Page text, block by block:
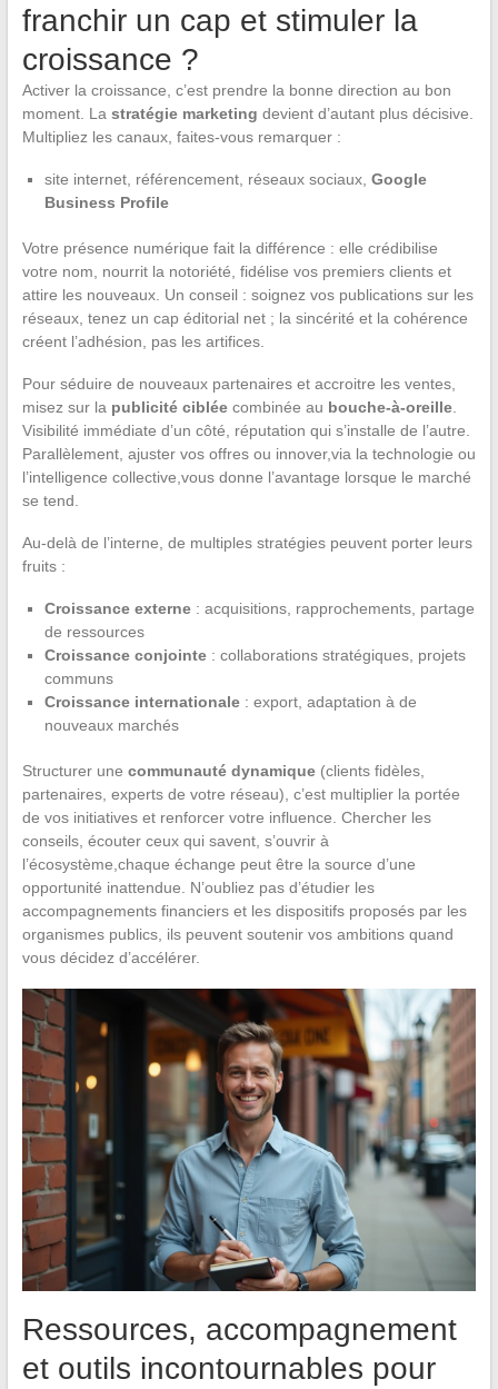
franchir un cap et stimuler la
croissance ?
Activer la croissance, c’est prendre la bonne direction au bon
moment. La stratégie marketing devient d’autant plus décisive.
Multipliez les canaux, faites-vous remarquer :
site internet, référencement, réseaux sociaux, Google
Business Profile
Votre présence numérique fait la différence : elle crédibilise
votre nom, nourrit la notoriété, fidélise vos premiers clients et
attire les nouveaux. Un conseil : soignez vos publications sur les
réseaux, tenez un cap éditorial net ; la sincérité et la cohérence
créent l’adhésion, pas les artifices.
Pour séduire de nouveaux partenaires et accroitre les ventes,
misez sur la publicité cibléecombinée au bouche-à-oreille.
Visibilité immédiate d’un côté, réputation qui s’installe de l’autre.
Parallèlement, ajuster vos offres ou innover,via la technologie ou
l’intelligence collective,vous donne l’avantage lorsque le marché
se tend.
Au-delà de l’interne, de multiples stratégies peuvent porter leurs
fruits :
Croissance externe: acquisitions, rapprochements, partage
de ressources
Croissance conjointe: collaborations stratégiques, projets
communs
Croissance internationale: export, adaptation à de
nouveaux marchés
Structurer une communauté dynamique(clients fidèles,
partenaires, experts de votre réseau), c’est multiplier la portée
de vos initiatives et renforcer votre influence. Chercher les
conseils, écouter ceux qui savent, s’ouvrir à
l’écosystème,chaque échange peut être la source d’une
opportunité inattendue. N’oubliez pas d’étudier les
accompagnements financiers et les dispositifs proposés par les
organismes publics, ils peuvent soutenir vos ambitions quand
vous décidez d’accélérer.
Ressources, accompagnement
et outils incontournables pour